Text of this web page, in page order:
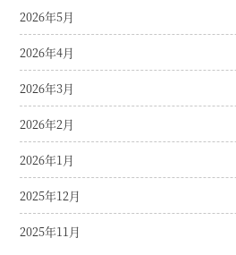
2026年5月
2026年4月
2026年3月
2026年2月
2026年1月
2025年12月
2025年11月